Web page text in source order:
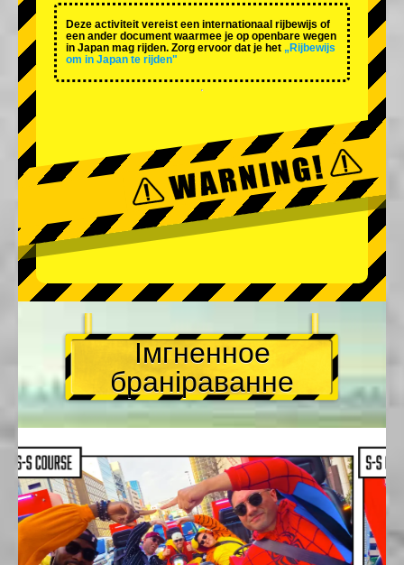
Deze activiteit vereist een internationaal rijbewijs of
een ander document waarmee je op openbare wegen
in Japan mag rijden. Zorg ervoor dat je het „Rijbewijs
om in Japan te rijden"
Імгненное
браніраванне